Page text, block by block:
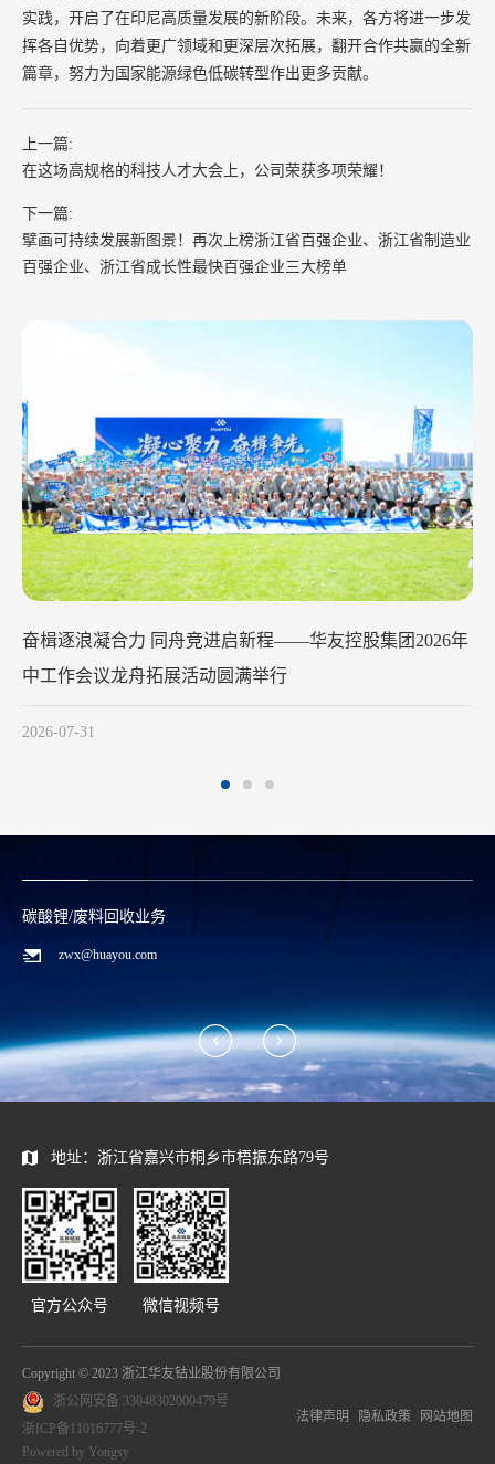
华友钴业2026年中工作会议在苏州召开
实践，开启了在印尼高质量发展的新阶段。未来，各方将进一步发
挥各自优势，向着更广领域和更深层次拓展，翻开合作共赢的全新
篇章，努力为国家能源绿色低碳转型作出更多贡献。
上一篇:
在这场高规格的科技人才大会上，公司荣获多项荣耀！
下一篇:
擘画可持续发展新图景！再次上榜浙江省百强企业、浙江省制造业
百强企业、浙江省成长性最快百强企业三大榜单
碳酸锂/废料回收业务
zwx@huayou.com
地址：浙江省嘉兴市桐乡市梧振东路79号
官方公众号 微信视频号
Copyright © 2023 浙江华友钴业股份有限公司
浙公网安备 33048302000479号
浙ICP备11016777号-2
Powered by Yongsy
法律声明 隐私政策 网站地图